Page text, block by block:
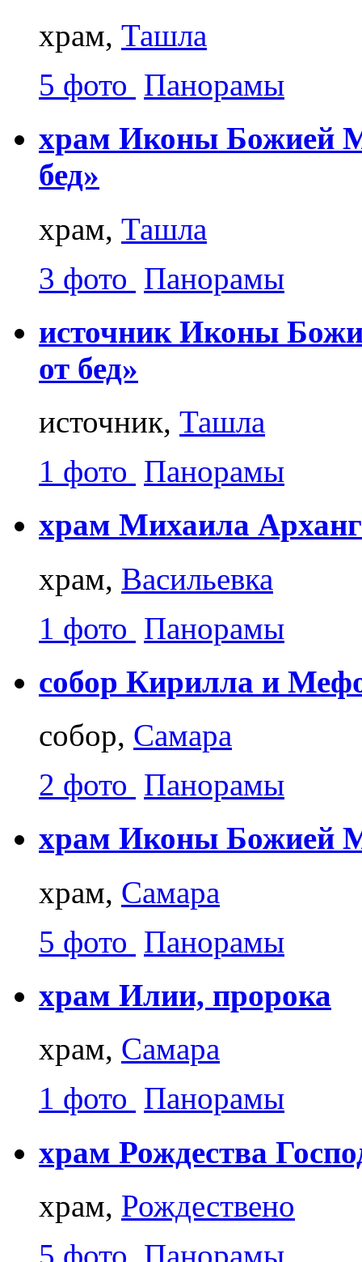
храм, Ташла
5 фото Панорамы
храм Иконы Божией
бед»
храм, Ташла
3 фото Панорамы
источник Иконы
от бед»
источник, Ташла
1 фото Панорамы
храм Михаила
храм, Васильевка
1 фото Панорамы
собор Кирилла и
собор, Самара
2 фото Панорамы
храм Иконы Божией
храм, Самара
5 фото Панорамы
храм Илии, пророка
храм, Самара
1 фото Панорамы
храм Рождества
храм, Рождествено
5 фото Панорамы